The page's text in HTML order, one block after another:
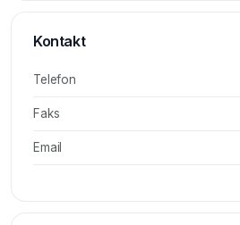
Kontakt
Telefon
Faks
Email